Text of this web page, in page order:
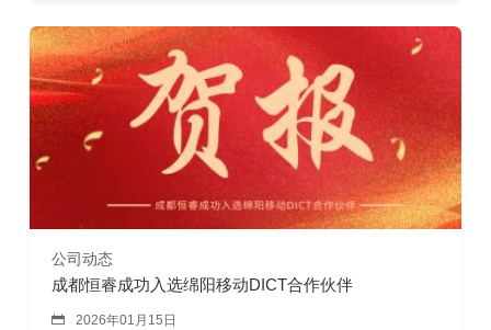
公司动态
成都恒睿成功入选绵阳移动DICT合作伙伴
 2026年01月15日